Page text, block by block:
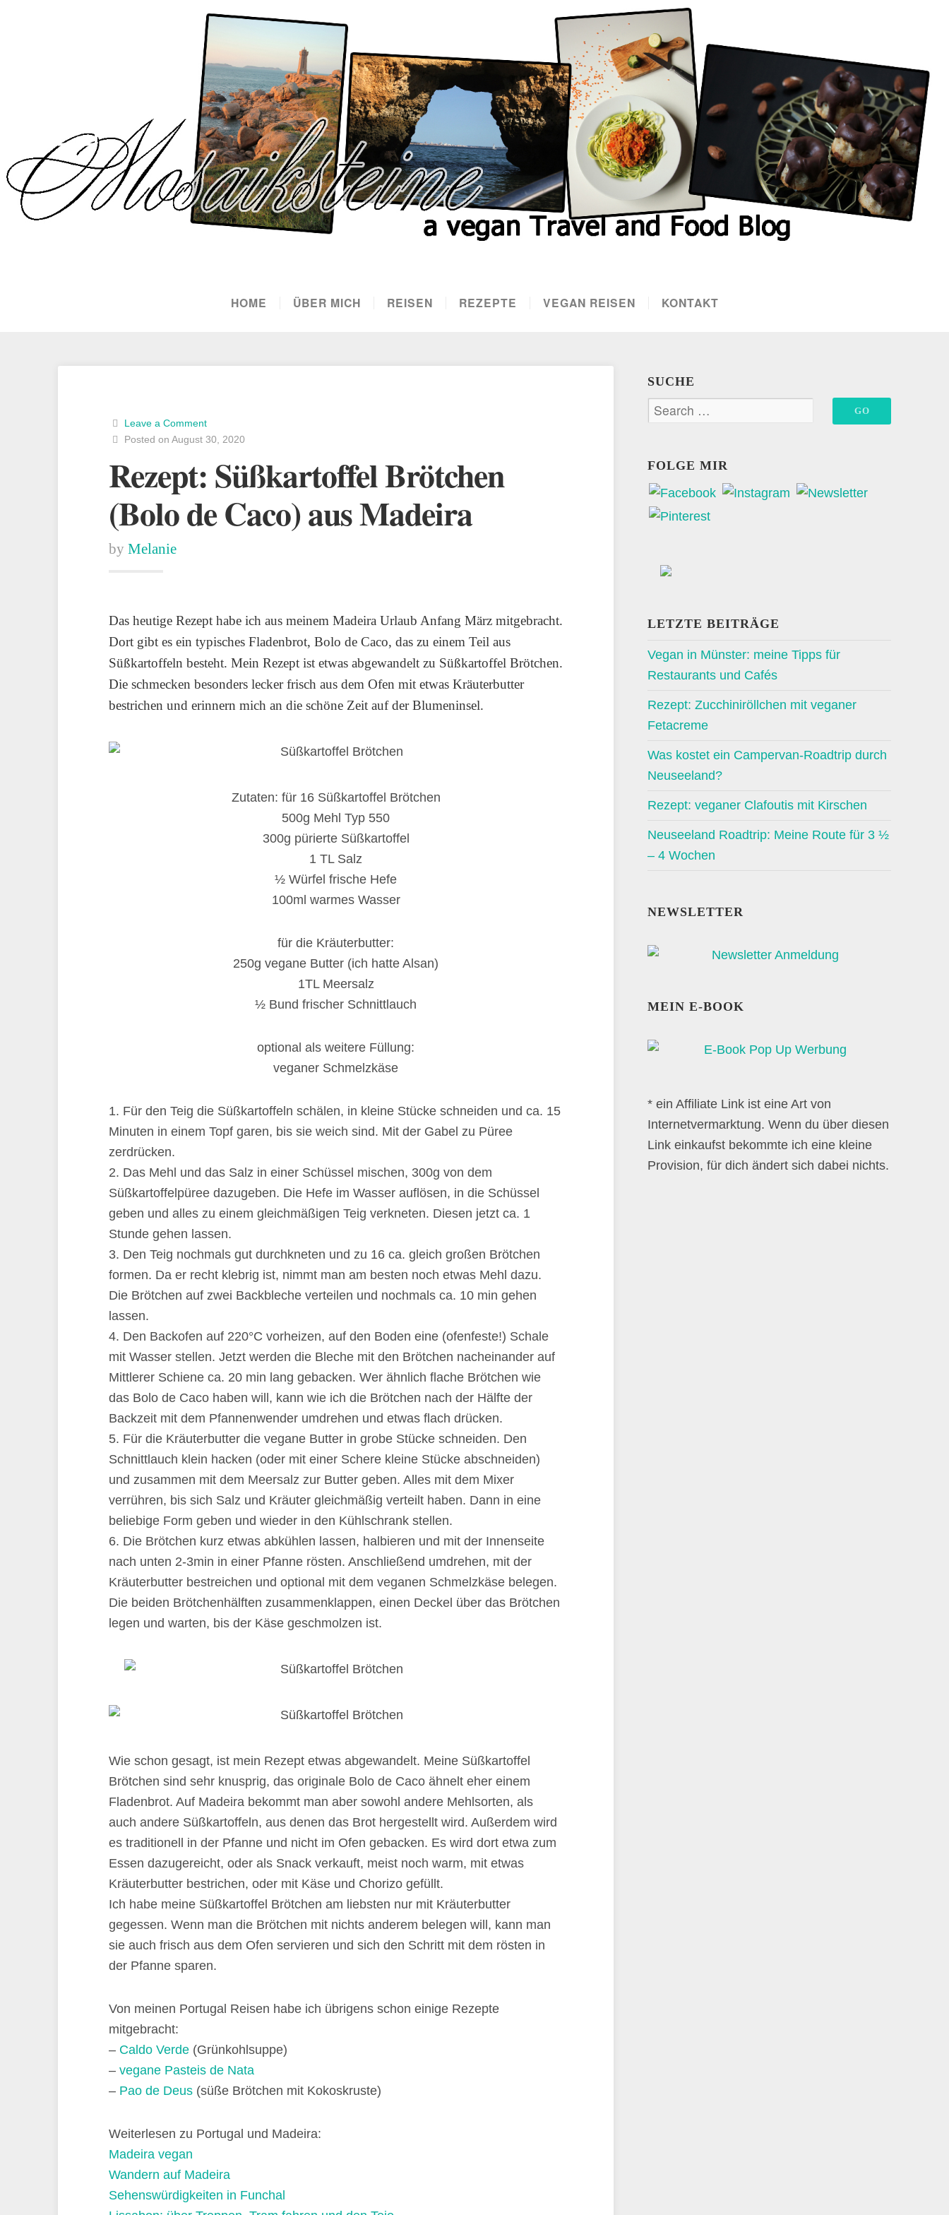
HOME ÜBER MICH REISEN REZEPTE VEGAN REISEN KONTAKT
Leave a Comment
Posted on August 30, 2020
Rezept: Süßkartoffel Brötchen
(Bolo de Caco) aus Madeira
by Melanie
Das heutige Rezept habe ich aus meinem Madeira Urlaub Anfang März mitgebracht.
Dort gibt es ein typisches Fladenbrot, Bolo de Caco, das zu einem Teil aus
Süßkartoffeln besteht. Mein Rezept ist etwas abgewandelt zu Süßkartoffel Brötchen.
Die schmecken besonders lecker frisch aus dem Ofen mit etwas Kräuterbutter
bestrichen und erinnern mich an die schöne Zeit auf der Blumeninsel.
Zutaten: für 16 Süßkartoffel Brötchen
500g Mehl Typ 550
300g pürierte Süßkartoffel
1 TL Salz
½ Würfel frische Hefe
100ml warmes Wasser
für die Kräuterbutter:
250g vegane Butter (ich hatte Alsan)
1TL Meersalz
½ Bund frischer Schnittlauch
optional als weitere Füllung:
veganer Schmelzkäse
1. Für den Teig die Süßkartoffeln schälen, in kleine Stücke schneiden und ca. 15
Minuten in einem Topf garen, bis sie weich sind. Mit der Gabel zu Püree
zerdrücken.
2. Das Mehl und das Salz in einer Schüssel mischen, 300g von dem
Süßkartoffelpüree dazugeben. Die Hefe im Wasser auflösen, in die Schüssel
geben und alles zu einem gleichmäßigen Teig verkneten. Diesen jetzt ca. 1
Stunde gehen lassen.
3. Den Teig nochmals gut durchkneten und zu 16 ca. gleich großen Brötchen
formen. Da er recht klebrig ist, nimmt man am besten noch etwas Mehl dazu.
Die Brötchen auf zwei Backbleche verteilen und nochmals ca. 10 min gehen
lassen.
4. Den Backofen auf 220°C vorheizen, auf den Boden eine (ofenfeste!) Schale
mit Wasser stellen. Jetzt werden die Bleche mit den Brötchen nacheinander auf
Mittlerer Schiene ca. 20 min lang gebacken. Wer ähnlich flache Brötchen wie
das Bolo de Caco haben will, kann wie ich die Brötchen nach der Hälfte der
Backzeit mit dem Pfannenwender umdrehen und etwas flach drücken.
5. Für die Kräuterbutter die vegane Butter in grobe Stücke schneiden. Den
Schnittlauch klein hacken (oder mit einer Schere kleine Stücke abschneiden)
und zusammen mit dem Meersalz zur Butter geben. Alles mit dem Mixer
verrühren, bis sich Salz und Kräuter gleichmäßig verteilt haben. Dann in eine
beliebige Form geben und wieder in den Kühlschrank stellen.
6. Die Brötchen kurz etwas abkühlen lassen, halbieren und mit der Innenseite
nach unten 2-3min in einer Pfanne rösten. Anschließend umdrehen, mit der
Kräuterbutter bestreichen und optional mit dem veganen Schmelzkäse belegen.
Die beiden Brötchenhälften zusammenklappen, einen Deckel über das Brötchen
legen und warten, bis der Käse geschmolzen ist.
Wie schon gesagt, ist mein Rezept etwas abgewandelt. Meine Süßkartoffel
Brötchen sind sehr knusprig, das originale Bolo de Caco ähnelt eher einem
Fladenbrot. Auf Madeira bekommt man aber sowohl andere Mehlsorten, als
auch andere Süßkartoffeln, aus denen das Brot hergestellt wird. Außerdem wird
es traditionell in der Pfanne und nicht im Ofen gebacken. Es wird dort etwa zum
Essen dazugereicht, oder als Snack verkauft, meist noch warm, mit etwas
Kräuterbutter bestrichen, oder mit Käse und Chorizo gefüllt.
Ich habe meine Süßkartoffel Brötchen am liebsten nur mit Kräuterbutter
gegessen. Wenn man die Brötchen mit nichts anderem belegen will, kann man
sie auch frisch aus dem Ofen servieren und sich den Schritt mit dem rösten in
der Pfanne sparen.
Von meinen Portugal Reisen habe ich übrigens schon einige Rezepte
mitgebracht:
– Caldo Verde (Grünkohlsuppe)
– vegane Pasteis de Nata
– Pao de Deus (süße Brötchen mit Kokoskruste)
Weiterlesen zu Portugal und Madeira:
Madeira vegan
Wandern auf Madeira
Sehenswürdigkeiten in Funchal
SUCHE
FOLGE MIR
LETZTE BEITRÄGE
Vegan in Münster: meine Tipps für
Restaurants und Cafés
Rezept: Zucchiniröllchen mit veganer
Fetacreme
Was kostet ein Campervan-Roadtrip durch
Neuseeland?
Rezept: veganer Clafoutis mit Kirschen
Neuseeland Roadtrip: Meine Route für 3 ½
– 4 Wochen
NEWSLETTER
MEIN E-BOOK
* ein Affiliate Link ist eine Art von
Internetvermarktung. Wenn du über diesen
Link einkaufst bekommte ich eine kleine
Provision, für dich ändert sich dabei nichts.